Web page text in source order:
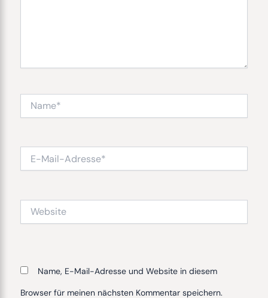
Mail-
Name, E-Mail-Adresse und Website in diesem
Browser für meinen nächsten Kommentar speichern.